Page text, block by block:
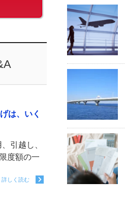
は、いく
引越し、
度額の一
詳しく読む